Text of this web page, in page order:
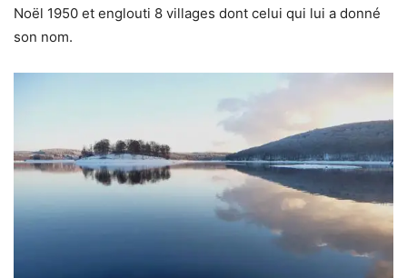
Noël 1950 et englouti 8 villages dont celui qui lui a donné
son nom.